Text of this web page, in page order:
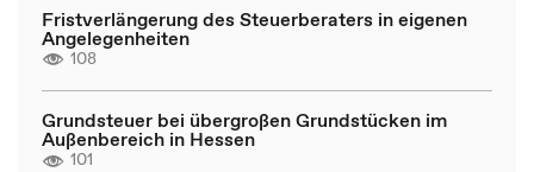
Fristverlängerung des Steuerberaters in eigenen
Angelegenheiten
108
Grundsteuer bei übergroßen Grundstücken im
Außenbereich in Hessen
101